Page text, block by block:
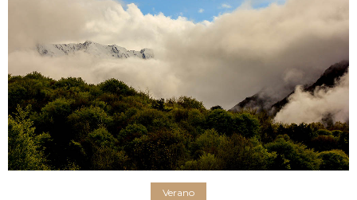
Verano